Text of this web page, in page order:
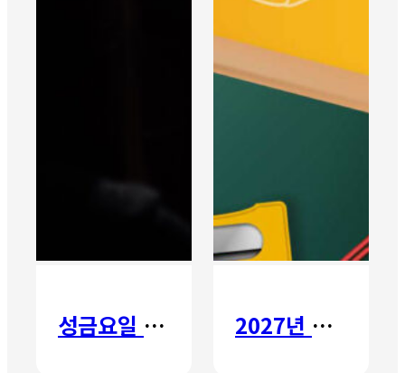
성금요일 칸타타 2027년 갈보리 어학원 유치부 신입생 모집